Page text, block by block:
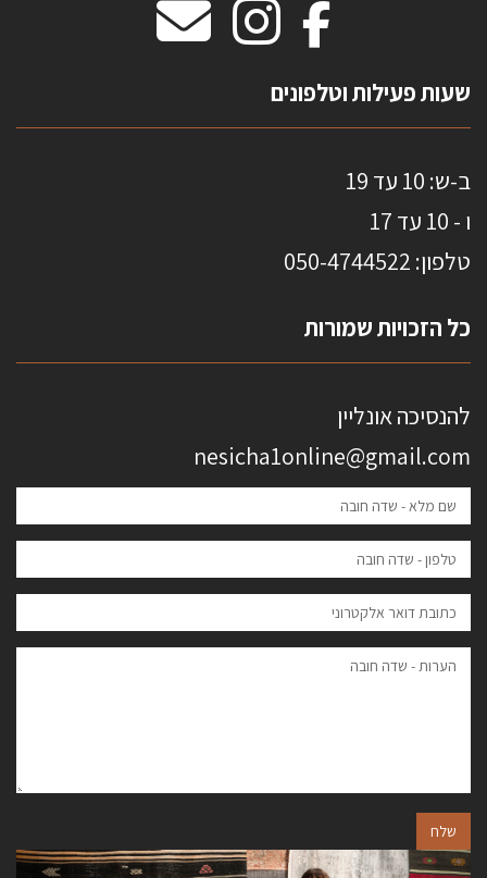
מדבקות אנטי סאן
שעות פעילות וטלפונים
ב-ש: 10 עד 19
ו - 10 עד 17
טלפון: 0 50-4744522
כל הזכויות שמורות
להנסיכה אונליין
nesicha1online@gmail.com
שלח
הבא